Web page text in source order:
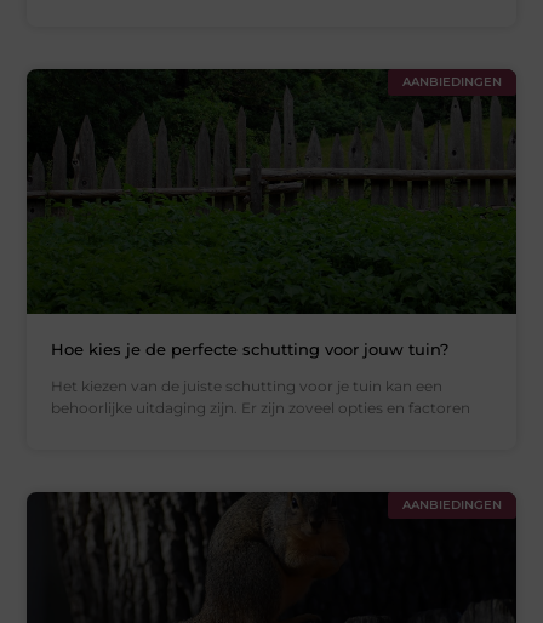
AANBIEDINGEN
Hoe kies je de perfecte schutting voor jouw tuin?
Het kiezen van de juiste schutting voor je tuin kan een
behoorlijke uitdaging zijn. Er zijn zoveel opties en factoren
AANBIEDINGEN